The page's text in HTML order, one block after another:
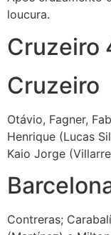
loucura.
Cruzeiro
Cruzeiro
Otávio, Fagner,
Henrique (Lucas
Kaio Jorge
Contreras;